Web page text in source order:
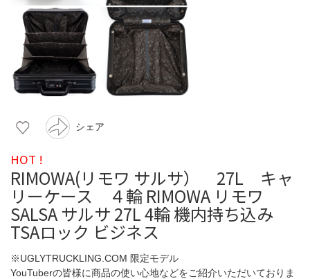
シェア
HOT !
RIMOWA(リモワ サルサ） 27L キャ
リーケース ４輪 RIMOWA リモワ
SALSA サルサ 27L 4輪 機内持ち込み
TSAロック ビジネス
※UGLYTRUCKLING.COM 限定モデル
YouTuberの皆様に商品の使い心地などをご紹介いただいておりま